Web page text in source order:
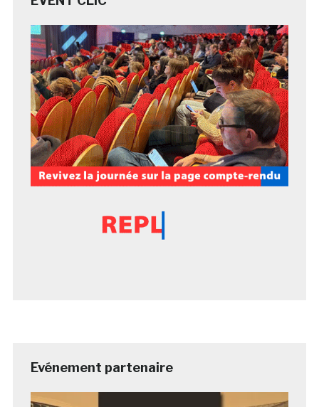
Evénement partenaire